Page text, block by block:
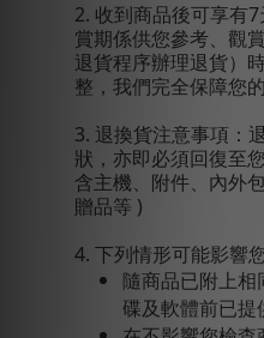
2. 收到商品後可享有
賞期係供您參考、觀
退貨程序辦理退貨）
整，我們完全保障您
3. 退換貨注意事項：
狀，亦即必須回復至
含主機、附件、內外
贈品等 )
4. 下列情形可能影響
隨商品已附上
碟及軟體前已提